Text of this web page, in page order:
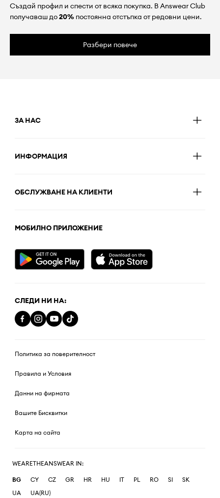
Създай профил и спести от всяка покупка. В Answear Club
получаваш до20% постоянна отстъпка от редовни цени.
Разбери повече
ЗА НАС
ИНФОРМАЦИЯ
ОБСЛУЖВАНЕ НА КЛИЕНТИ
МОБИЛНО ПРИЛОЖЕНИЕ
СЛЕДИ НИ НА:
Политика за поверителност
Правила и Условия
Данни на фирмата
Вашите Бисквитки
Карта на сайта
WEARETHEANSWEAR IN:
BG CY CZ GR HR HU IT PL RO SI
SK
UA
UA(RU)